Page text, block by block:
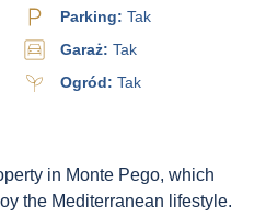
Parking: Tak
Garaż:Tak
Ogród:Tak
in Monte Pego, which
the Mediterranean lifestyle.